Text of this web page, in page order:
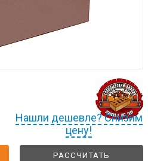
Нашли дешевле? Снизим
цену!
РАССЧИТАТЬ